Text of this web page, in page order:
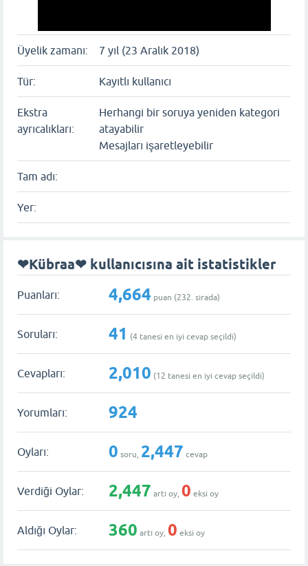
Üyelik zamanı: 7 yıl (23 Aralık 2018)
Tür: Kayıtlı kullanıcı
Ekstra
ayrıcalıkları:
Herhangi bir soruya yeniden kategori
atayabilir
Mesajları işaretleyebilir
Tam adı:
Yer:
❤Kübraa❤ kullanıcısına ait istatistikler
Puanları: 4,664 puan (232. sırada)
Soruları: 41 (4 tanesi en iyi cevap seçildi)
Cevapları: 2,010 (12 tanesi en iyi cevap seçildi)
Yorumları: 924
Oyları: 0 soru, 2,447 cevap
Verdiği Oylar: 2,447 artı oy, 0 eksi oy
Aldığı Oylar: 360 artı oy, 0 eksi oy